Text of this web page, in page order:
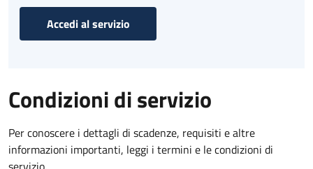
Accedi al servizio
Condizioni di servizio
Per conoscere i dettagli di scadenze, requisiti e altre
informazioni importanti, leggi i termini e le condizioni di